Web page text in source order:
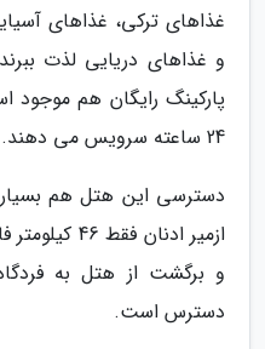
غذاهای ترکی، غذاهای
و غذاهای دریایی لذت
پارکینگ رایگان هم
24 ساعته سرویس می دهند.
دسترسی این هتل هم
ازمیر
و برگشت از هتل به
دسترس است.